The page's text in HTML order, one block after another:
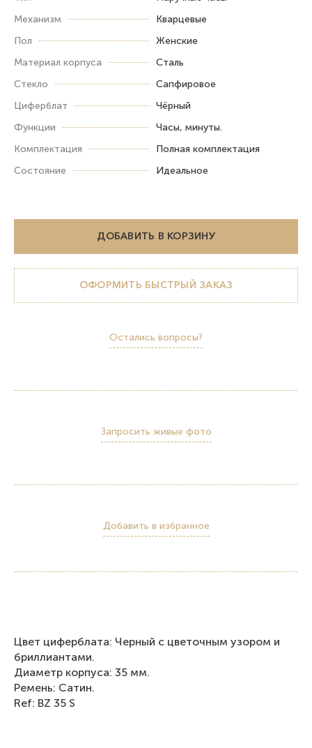
Механизм
Кварцевые
Пол
Женские
Материал корпуса
Сталь
Стекло
Сапфировое
Циферблат
Чёрный
Функции
Часы, минуты.
Комплектация
Полная комплектация
Состояние
Идеальное
ДОБАВИТЬ В КОРЗИНУ
ОФОРМИТЬ БЫСТРЫЙ ЗАКАЗ
Остались вопросы?
Запросить живые фото
Добавить в избранное
Цвет циферблата: Черный с цветочным узором и
бриллиантами.
Диаметр корпуса: 35 мм.
Ремень: Сатин.
Ref: BZ 35 S